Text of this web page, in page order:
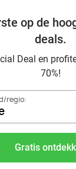
op de
deals.
Deal en
70%!
regio:
Gratis
topdeals in
in Côte
à prix réduit à